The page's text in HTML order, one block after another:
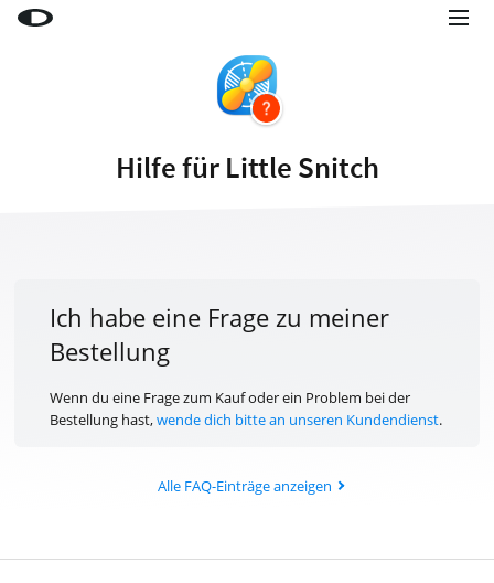
LaunchBar
Shop
Support
Blog
Hilfe für Little Snitch
Ich habe eine Frage zu meiner
Bestellung
Wenn du eine Frage zum Kauf oder ein Problem bei der
Bestellung hast,wende dich bitte an unseren Kundendienst.
Alle FAQ-Einträge anzeigen